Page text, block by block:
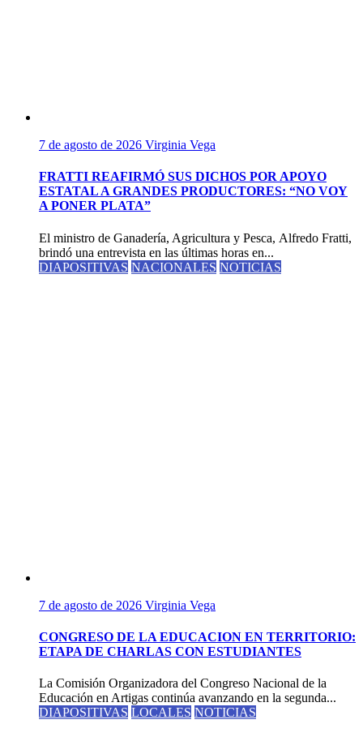
7 de agosto de 2026 Virginia Vega
FRATTI REAFIRMÓ SUS DICHOS POR APOYO
ESTATAL A GRANDES PRODUCTORES: “NO VOY
A PONER PLATA”
El ministro de Ganadería, Agricultura y Pesca, Alfredo Fratti,
brindó una entrevista en las últimas horas en...
DIAPOSITIVAS NACIONALES NOTICIAS
7 de agosto de 2026 Virginia Vega
CONGRESO DE LA EDUCACION EN TERRITORIO:
ETAPA DE CHARLAS CON ESTUDIANTES
La Comisión Organizadora del Congreso Nacional de la
Educación en Artigas continúa avanzando en la segunda...
DIAPOSITIVAS LOCALES NOTICIAS